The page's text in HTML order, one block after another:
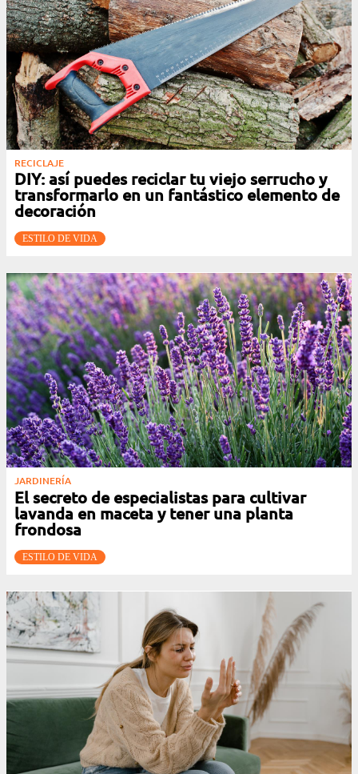
RECICLAJE
DIY: así puedes reciclar tu viejo serrucho y
transformarlo en un fantástico elemento de
decoración
ESTILO DE VIDA
JARDINERÍA
El secreto de especialistas para cultivar
lavanda en maceta y tener una planta
frondosa
ESTILO DE VIDA